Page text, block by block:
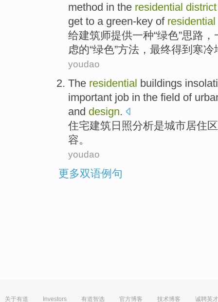
method in the residential
get to a green-key of residential
给建筑师提供一种“绿色”思路
虑的“绿色”方法 ， 最终得到 寒冷
youdao
The residential buildings
important job in the field of
and design.
住宅建筑 日照分析是城市居住区
容。
youdao
更多双语例句
关于有道 Investors 有道智选 官方博客 技术博客 诚聘英才